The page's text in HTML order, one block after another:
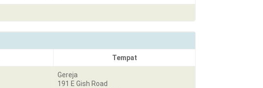
Tempat
Gereja
191 E Gish Road